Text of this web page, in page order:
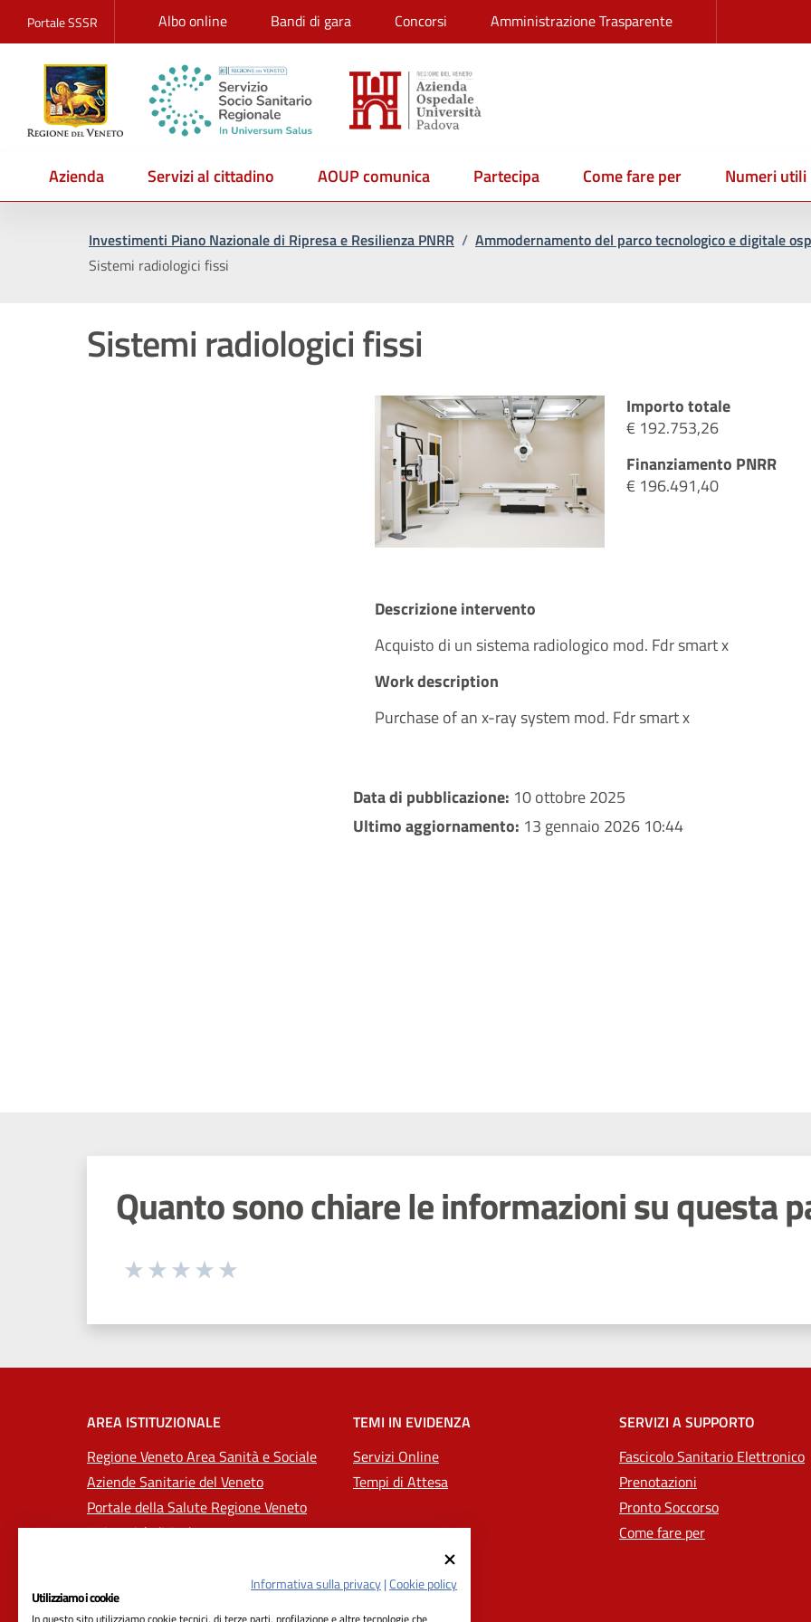
Portale SSSR Albo online Bandi di gara Concorsi Amministrazione Trasparente
Azienda Servizi al cittadino AOUP comunica Partecipa Come fare per Numeri utili
Investimenti Piano Nazionale di Ripresa e Resilienza PNRR / Ammodernamento del parco tecnologico e digitale
Sistemi radiologici fissi
Sistemi radiologici fissi
Importo totale
€ 192.753,26
Finanziamento PNRR
€ 196.491,40
Descrizione intervento
Acquisto di un sistema radiologico mod. Fdr smart x
Work description
Purchase of an x-ray system mod. Fdr smart x
Data di pubblicazione: 10 ottobre 2025
Ultimo aggiornamento: 13 gennaio 2026 10:44
Quanto sono chiare le informazioni su questa
Seleziona una valutazione da 1 a 5 stelle
AREA ISTITUZIONALE
Regione Veneto Area Sanità e Sociale
Aziende Sanitarie del Veneto
Portale della Salute Regione Veneto
Università di Padova
TEMI IN EVIDENZA
Servizi Online
Tempi di Attesa
SERVIZI A SUPPORTO
Fascicolo Sanitario Elettronico
Prenotazioni
Pronto Soccorso
Come fare per
Informativa sulla privacy|Cookie policy
Utilizziamo i cookie